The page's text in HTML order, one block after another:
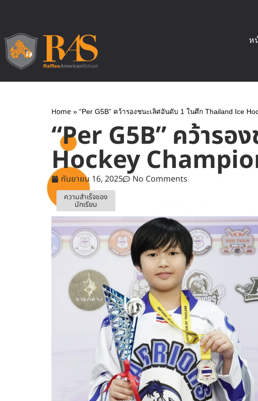
ห
Home » “Per G5B” คว้ารองชนะเลิศอันดับ 1 ในศึก Thailand Ice
“Per G5B” คว้าร
Hockey
กันยายน 16, 2025 No Comments
ความสำเร็จของ
นักเรียน